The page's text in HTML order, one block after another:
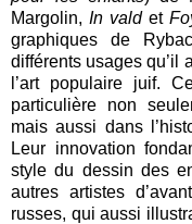
Margolin, In vald et
graphiques de
différents usages qu’il
l’art populaire juif.
particulière non
mais aussi dans
Leur innovation
style du dessin des
autres artistes
russes, qui aussi